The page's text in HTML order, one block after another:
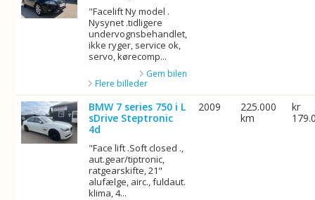
"Facelift Ny model .
Nysynet .tidligere
undervognsbehandlet,
ikke ryger, service ok,
servo, kørecomp...
Gem bilen
Flere billeder
BMW 7 series 750 i L
sDrive Steptronic
4d
"Face lift .Soft closed .,
aut.gear/tiptronic,
ratgearskifte, 21"
alufælge, airc., fuldaut.
klima, 4...
2009
225.000
km
kr